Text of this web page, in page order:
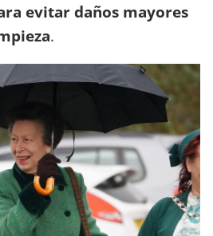
evitar daños mayores
.